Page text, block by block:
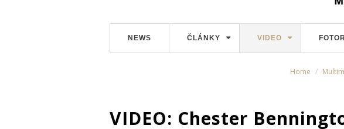
NEWS ČLÁNKY VIDEO
Home
VIDEO: Chester